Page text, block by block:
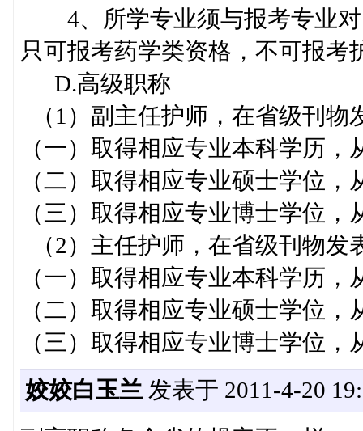
4、所学专业须与报考专业对
只可报考药学类资格，不可报考
D.高级职称
（1）副主任护师，在省级刊物
（一）取得相应专业本科学历
（二）取得相应专业硕士学位
（三）取得相应专业博士学位
（2）主任护师，在省级刊物发
（一）取得相应专业本科学历
（二）取得相应专业硕士学位
（三）取得相应专业博士学位
姣姣白玉兰发表于 2011-4-20